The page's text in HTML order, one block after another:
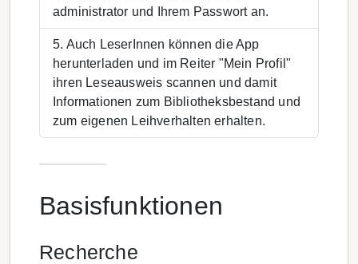
administrator und Ihrem Passwort an.
Auch LeserInnen können die App
herunterladen und im Reiter "Mein Profil"
ihren Leseausweis scannen und damit
Informationen zum Bibliotheksbestand und
zum eigenen Leihverhalten erhalten.
Basisfunktionen
Recherche